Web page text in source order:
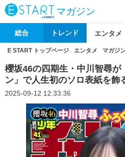
マガジン
総合 トレンド エンタメ
E START トップページ エンタメ マガジ
櫻坂46の四期生・中川智尋が
ン」で人生初のソロ表紙を飾
2025-09-12 12:33:36